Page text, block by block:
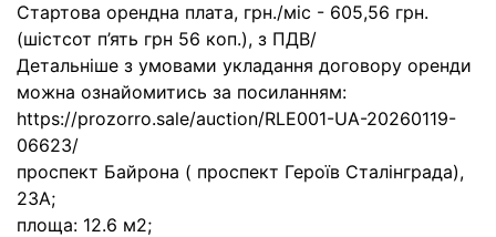
Стартова орендна плата, грн./міс - 605,56 грн.
(шістсот п’ять грн 56 коп.), з ПДВ/
Детальніше з умовами укладання договору оренди
можна ознайомитись за посиланням:
https://prozorro.sale/auction/RLE001-UA-20260119-
06623/
проспект Байрона ( проспект Героїв Сталінграда),
23А;
площа: 12.6 м2;